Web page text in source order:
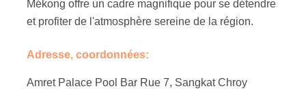
Mékong offre un cadre magnifique pour se détendre
et profiter de l'atmosphère sereine de la région.
Adresse, coordonnées:
Amret Palace Pool Bar Rue 7, Sangkat Chroy